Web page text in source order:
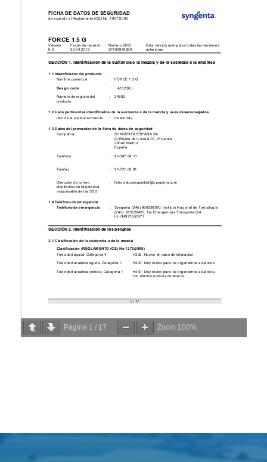
Página 1 / 17 Zoom 100%